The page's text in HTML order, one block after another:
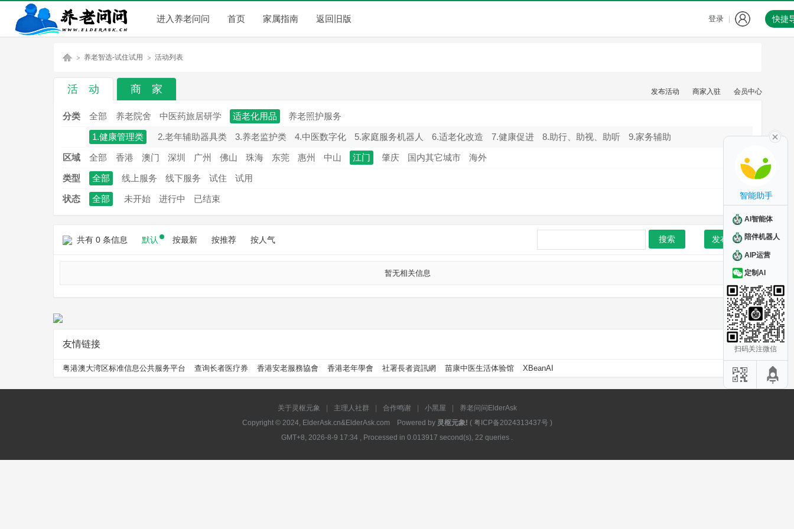
进入养老问问 首页 家属指南 返回旧版 快捷
登录
问
问
养老智选-试住试用 活动列表
活 动 商 家 发布活动 商家入驻 会员中心
分类 全部 养老院舍 中医药旅居研学 适老化用品 养老照护服务
1.健康管理类 2.老年辅助器具类 3.养老监护类 4.中医数字化 5.家庭服务机器人 6.适老化改造 7.健康促进 8.助行、助视、助听 9.家务辅助
区域 全部 香港 澳门 深圳 广州 佛山 珠海 东莞 惠州 中山 江门 肇庆 国内其它城市 海外
类型 全部 线上服务 线下服务 试住 试用
状态 全部 未开始 进行中 已结束
共有 0 条信息 默认 按最新 按推荐 按人气 搜索 发布活动
暂无相关信息
友情链接
粤港澳大湾区标准信息公共服务平台 查询长者医疗券 香港安老服務協會 香港老年學會 社署長者資訊網 苗康中医生活体验馆 XBeanAI
关于灵枢元象 主理人社群 合作鸣谢 小黑屋
养老问问ElderAsk
Copyright © 2024, ElderAsk.cn&ElderAsk.com Powered by 灵枢元象! ( 粤ICP备2024313437号)
GMT+8, 2026-8-9 17:34 , Processed in 0.013917 second(s), 22 queries .
智能助手
AI智能体
陪伴机器人
AIP运营
定制AI
扫码关注微信